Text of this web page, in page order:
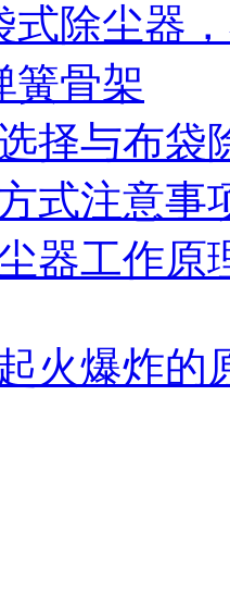
式除尘器
簧骨架
择与布袋
式注意事
器工作原
火爆炸的